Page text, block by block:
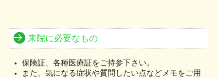
来院に必要なもの
保険証、各種医療証をご持参下さい。
また、気になる症状や質問したい点などメモをご用